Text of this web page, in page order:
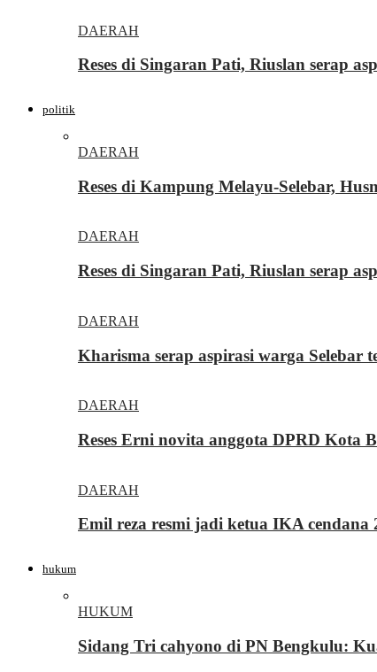
DAERAH
Reses di Singaran Pati, Riuslan serap
politik
DAERAH
Reses di Kampung Melayu-Selebar,
DAERAH
Reses di Singaran Pati, Riuslan serap
DAERAH
Kharisma serap aspirasi warga
DAERAH
Reses Erni novita anggota DPRD
DAERAH
Emil reza resmi jadi ketua IKA cendana
hukum
HUKUM
Sidang Tri cahyono di PN Bengkulu: